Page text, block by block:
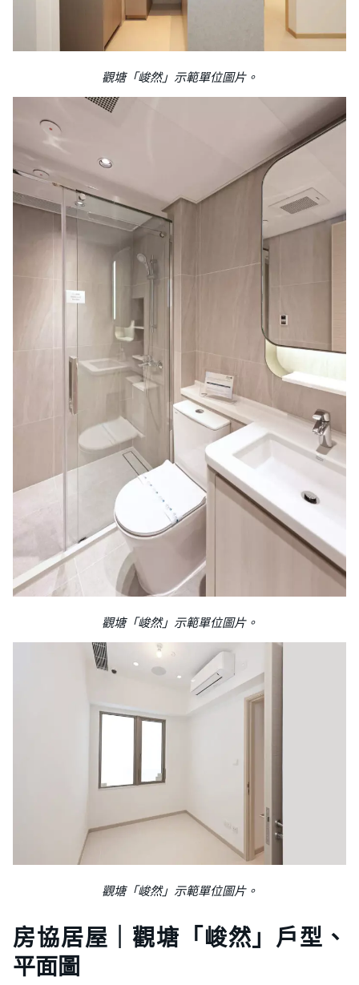
觀塘「峻然」示範單位圖片。
觀塘「峻然」示範單位圖片。
觀塘「峻然」示範單位圖片。
房協居屋｜觀塘「峻然」戶型、
平面圖